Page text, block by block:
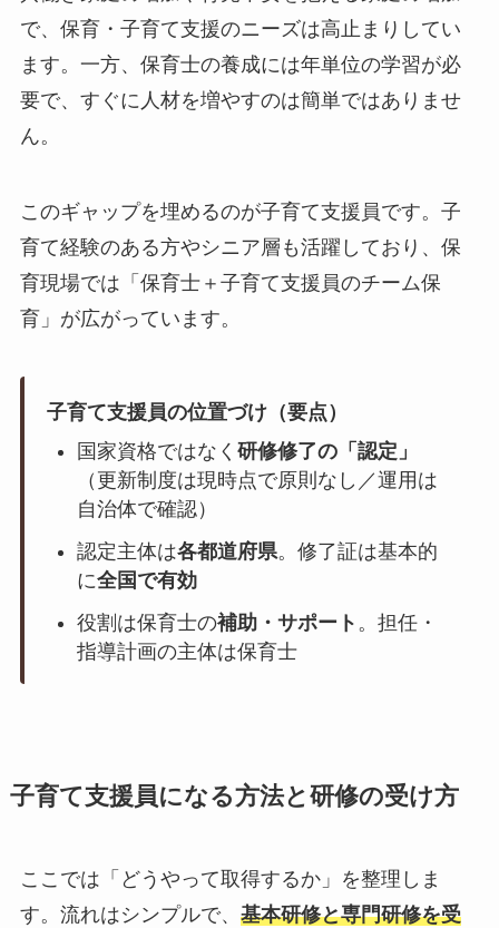
で、保育・子育て支援のニーズは高止まりしてい
ます。一方、保育士の養成には年単位の学習が必
要で、すぐに人材を増やすのは簡単ではありませ
ん。
このギャップを埋めるのが子育て支援員です。子
育て経験のある方やシニア層も活躍しており、保
育現場では「保育士＋子育て支援員のチーム保
育」が広がっています。
子育て支援員の位置づけ（要点）
国家資格ではなく 研修修了の「認定」
（更新制度は現時点で原則なし／運用は
自治体で確認）
認定主体は各都道府県。修了証は基本的
に全国で有効
役割は保育士の補助・サポート 。担任・
指導計画の主体は保育士
子育て支援員になる方法と研修の受け方
ここでは「どうやって取得するか」を整理しま
す。流れはシンプルで、 基本研修と専門研修を受